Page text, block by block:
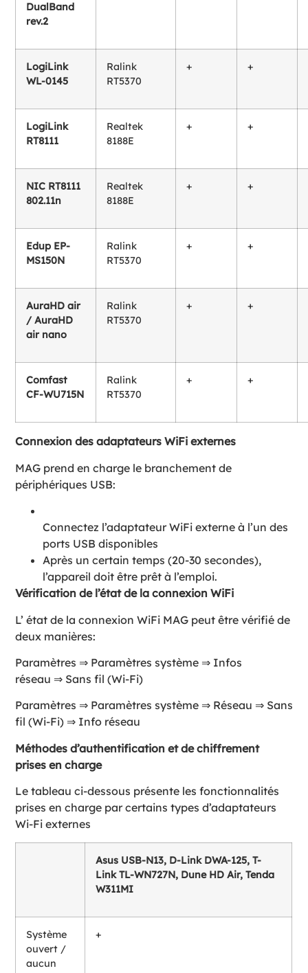
DualBand
rev.2
LogiLink
WL-0145
Ralink
RT5370
+ +
LogiLink
RT8111
Realtek
8188E
+ +
NIC RT8111
802.11n
Realtek
8188E
+ +
Edup EP-
MS150N
Ralink
RT5370
+ +
AuraHD air
/ AuraHD
air nano
Ralink
RT5370
+ +
Comfast
CF-WU715N
Ralink
RT5370
+ +
Connexion des adaptateurs WiFi externes
MAG prend en charge le branchement de
périphériques USB:
Connectez l’adaptateur WiFi externe à l’un des
ports USB disponibles
Après un certain temps (20-30 secondes),
l’appareil doit être prêt à l’emploi.
Vérification de l’état de la connexion WiFi
L’ état de la connexion WiFi MAG peut être vérifié de
deux manières:
Paramètres ⇒ Paramètres système ⇒ Infos
réseau ⇒ Sans fil (Wi-Fi)
Paramètres ⇒ Paramètres système ⇒ Réseau ⇒ Sans
fil (Wi-Fi) ⇒ Info réseau
Méthodes d’authentification et de chiffrement
prises en charge
Le tableau ci-dessous présente les fonctionnalités
prises en charge par certains types d’adaptateurs
Wi-Fi externes
Asus USB-N13, D-Link DWA-125, T-
Link TL-WN727N, Dune HD Air, Tenda
W311MI
Système
ouvert /
aucun
+